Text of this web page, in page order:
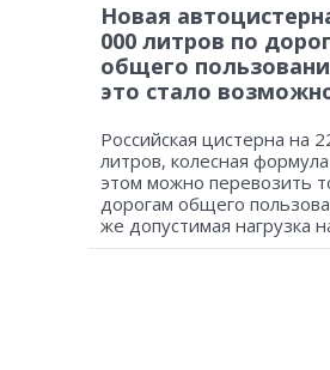
Новая
000 литров по
общего
это стало
Российская цистерна на
литров, колесная
этом можно перевозить
дорогам общего
же допустимая нагрузка